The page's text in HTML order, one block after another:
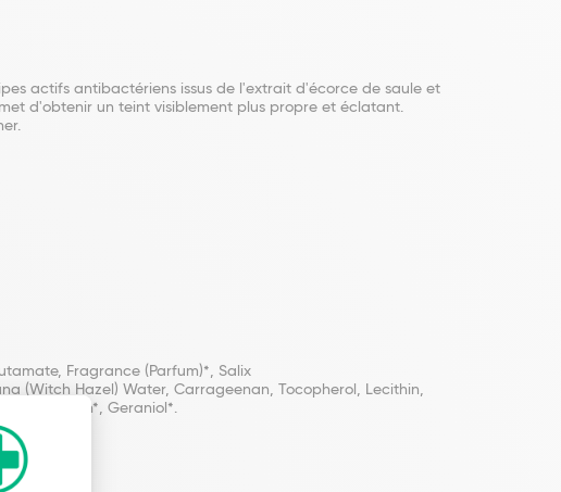
actifs antibactériens issus de l'extrait d'écorce de saule et
d'obtenir un teint visiblement plus propre et éclatant.
Fragrance (Parfum)*, Salix
(Witch Hazel) Water, Carrageenan, Tocopherol, Lecithin,
Geraniol*.